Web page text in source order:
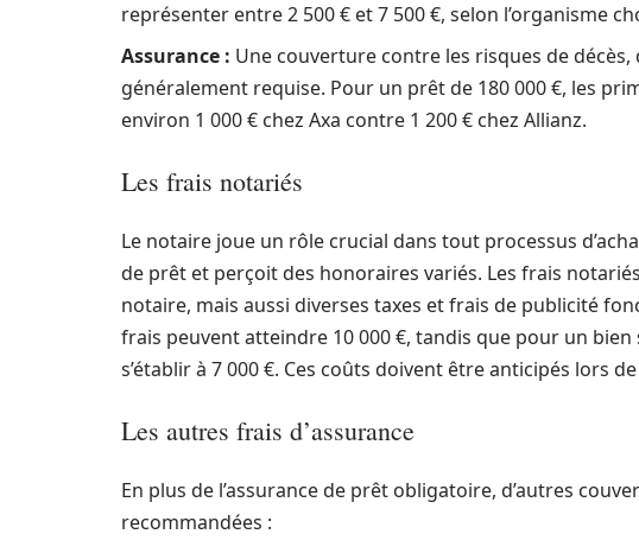
représenter entre 2 500 € et 7 500 €, selon l’organisme
Assurance : Une couverture contre les risques de décès,
généralement requise. Pour un prêt de 180 000 €, les
environ 1 000 € chez Axa contre 1 200 € chez Allianz.
Les frais notariés
Le notaire joue un rôle crucial dans tout processus
de prêt et perçoit des honoraires variés. Les frais
notaire, mais aussi diverses taxes et frais de publicité
frais peuvent atteindre 10 000 €, tandis que pour un
s’établir à 7 000 €. Ces coûts doivent être anticipés lors
Les autres frais d’assurance
En plus de l’assurance de prêt obligatoire, d’autres
recommandées :